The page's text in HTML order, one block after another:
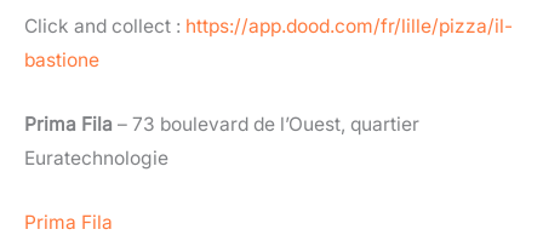
Click and collect : https://app.dood.com/fr/lille/pizza/il-
bastione
Prima Fila – 73 boulevard de l’Ouest, quartier
Euratechnologie
Prima Fila